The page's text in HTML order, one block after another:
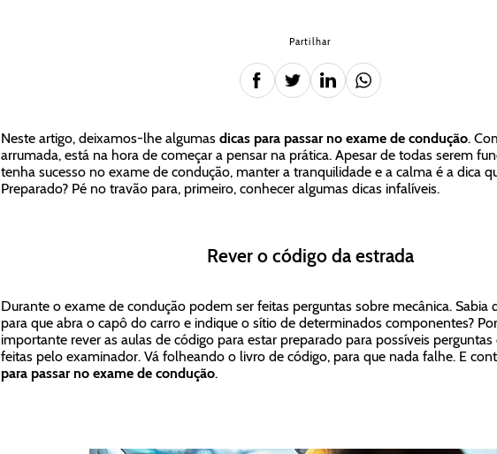
Partilhar
Neste artigo, deixamos-lhe algumas dicas para passar no exame de condução.
arrumada, está na hora de começar a pensar na prática. Apesar de todas serem
tenha sucesso no exame de condução, manter a tranquilidade e a calma é a dica
Preparado? Pé no travão para, primeiro, conhecer algumas dicas infalíveis.
Rever o código da estrada
Durante o exame de condução podem ser feitas perguntas sobre mecânica. Sabia
para que abra o capô do carro e indique o sítio de determinados componentes?
importante rever as aulas de código para estar preparado para possíveis
feitas pelo examinador. Vá folheando o livro de código, para que nada falhe. E
para passar no exame de condução.